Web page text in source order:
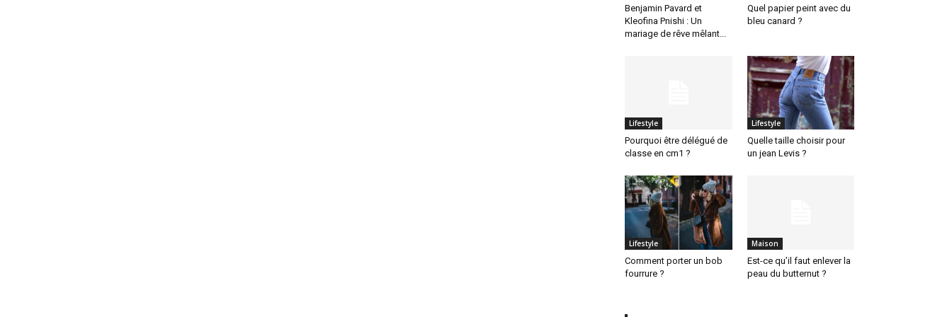
Benjamin Pavard et
Kleofina Pnishi : Un
mariage de rêve mêlant...
Quel papier peint avec du
bleu canard ?
Lifestyle
Pourquoi être délégué de
classe en cm1 ?
Lifestyle
Quelle taille choisir pour
un jean Levis ?
Lifestyle
Comment porter un bob
fourrure ?
Maison
Est-ce qu’il faut enlever la
peau du butternut ?